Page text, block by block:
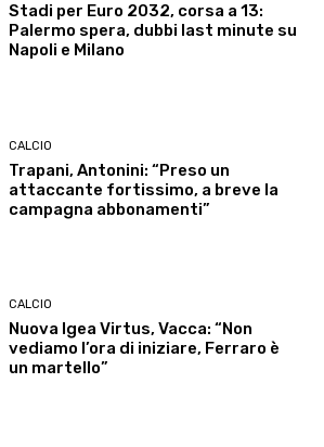
Stadi per Euro 2032, corsa a 13:
Palermo spera, dubbi last minute su
Napoli e Milano
CALCIO
Trapani, Antonini: “Preso un
attaccante fortissimo, a breve la
campagna abbonamenti”
CALCIO
Nuova Igea Virtus, Vacca: “Non
vediamo l’ora di iniziare, Ferraro è
un martello”